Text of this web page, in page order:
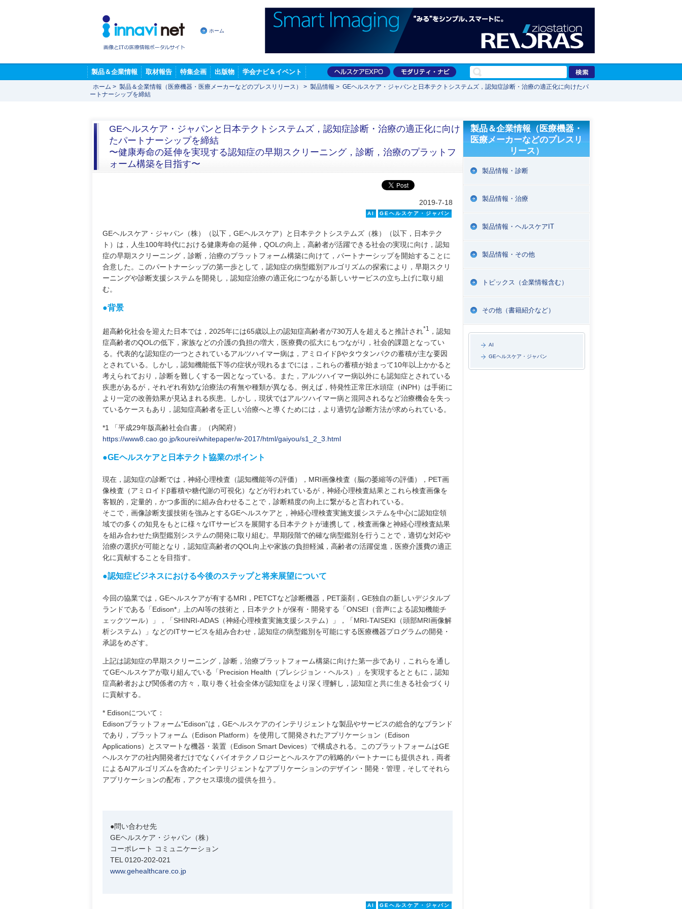
ホーム
製品＆企業情報 取材報告 特集企画 出版物 学会ナビ＆イベント
ホーム > 製品＆企業情報（医療機器・医療メーカーなどのプレスリリース） > 製品情報 > GEヘルスケア・ジャパンと日本テクトシステムズ，認知症診断・治療の適正化に向けたパ
ートナーシップを締結
GEヘルスケア・ジャパンと日本テクトシステムズ，認知症診断・治療の適正化に向け
たパートナーシップを締結
〜健康寿命の延伸を実現する認知症の早期スクリーニング，診断，治療のプラットフ
ォーム構築を目指す〜
2019-7-18
AI GEヘルスケア・ジャパン
GEヘルスケア・ジャパン（株）（以下，GEヘルスケア）と日本テクトシステムズ（株）（以下，日本テク
ト）は，人生100年時代における健康寿命の延伸，QOLの向上，高齢者が活躍できる社会の実現に向け，認知
症の早期スクリーニング，診断，治療のプラットフォーム構築に向けて，パートナーシップを開始することに
合意した。このパートナーシップの第一歩として，認知症の病型鑑別アルゴリズムの探索により，早期スクリ
ーニングや診断支援システムを開発し，認知症治療の適正化につながる新しいサービスの立ち上げに取り組
む。
●背景
超高齢化社会を迎えた日本では，2025年には65歳以上の認知症高齢者が730万人を超えると推計され*1
，認知
症高齢者のQOLの低下，家族などの介護の負担の増大，医療費の拡大にもつながり，社会的課題となってい
る。代表的な認知症の一つとされているアルツハイマー病は，アミロイドβやタウタンパクの蓄積が主な要因
とされている。しかし，認知機能低下等の症状が現れるまでには，これらの蓄積が始まって10年以上かかると
考えられており，診断を難しくする一因となっている。また，アルツハイマー病以外にも認知症とされている
疾患があるが，それぞれ有効な治療法の有無や種類が異なる。例えば，特発性正常圧水頭症（iNPH）は手術に
より一定の改善効果が見込まれる疾患。しかし，現状ではアルツハイマー病と混同されるなど治療機会を失っ
ているケースもあり，認知症高齢者を正しい治療へと導くためには，より適切な診断方法が求められている。
*1 「平成29年版高齢社会白書」（内閣府）
https://www8.cao.go.jp/kourei/whitepaper/w-2017/html/gaiyou/s1_2_3.html
●GEヘルスケアと日本テクト協業のポイント
現在，認知症の診断では，神経心理検査（認知機能等の評価），MRI画像検査（脳の萎縮等の評価），PET画
像検査（アミロイドβ蓄積や糖代謝の可視化）などが行われているが，神経心理検査結果とこれら検査画像を
客観的，定量的，かつ多面的に組み合わせることで，診断精度の向上に繋がると言われている。
そこで，画像診断支援技術を強みとするGEヘルスケアと，神経心理検査実施支援システムを中心に認知症領
域での多くの知見をもとに様々なITサービスを展開する日本テクトが連携して，検査画像と神経心理検査結果
を組み合わせた病型鑑別システムの開発に取り組む。早期段階で的確な病型鑑別を行うことで，適切な対応や
治療の選択が可能となり，認知症高齢者のQOL向上や家族の負担軽減，高齢者の活躍促進，医療介護費の適正
化に貢献することを目指す。
●認知症ビジネスにおける今後のステップと将来展望について
今回の協業では，GEヘルスケアが有するMRI，PETCTなど診断機器，PET薬剤，GE独自の新しいデジタルブ
ランドである「Edison*」上のAI等の技術と，日本テクトが保有・開発する「ONSEI（音声による認知機能チ
ェックツール）」，「SHINRI-ADAS（神経心理検査実施支援システム）」，「MRI-TAISEKI（頭部MRI画像解
析システム）」などのITサービスを組み合わせ，認知症の病型鑑別を可能にする医療機器プログラムの開発・
承認をめざす。
上記は認知症の早期スクリーニング，診断，治療プラットフォーム構築に向けた第一歩であり，これらを通し
てGEヘルスケアが取り組んでいる「Precision Health（プレシジョン・ヘルス）」を実現するとともに，認知
症高齢者および関係者の方々，取り巻く社会全体が認知症をより深く理解し，認知症と共に生きる社会づくり
に貢献する。
* Edisonについて：
Edisonプラットフォーム“Edison”は，GEヘルスケアのインテリジェントな製品やサービスの総合的なブランド
であり，プラットフォーム（Edison Platform）を使用して開発されたアプリケーション（Edison
Applications）とスマートな機器・装置（Edison Smart Devices）で構成される。このプラットフォームはGE
ヘルスケアの社内開発者だけでなくバイオテクノロジーとヘルスケアの戦略的パートナーにも提供され，両者
によるAIアルゴリズムを含めたインテリジェントなアプリケーションのデザイン・開発・管理，そしてそれら
アプリケーションの配布，アクセス環境の提供を担う。
●問い合わせ先
GEヘルスケア・ジャパン（株）
コーポレート コミュニケーション
TEL 0120-202-021
www.gehealthcare.co.jp
AI GEヘルスケア・ジャパン
製品＆企業情報（医療機器・
医療メーカーなどのプレスリ
リース）
製品情報・診断
製品情報・治療
製品情報・ヘルスケアIT
製品情報・その他
トピックス（企業情報含む）
その他（書籍紹介など）
AI
GEヘルスケア・ジャパン